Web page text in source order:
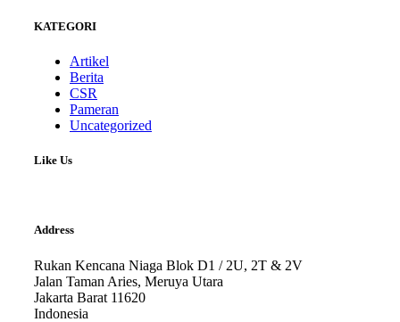
KATEGORI
Artikel
Berita
CSR
Pameran
Uncategorized
Like Us
Address
Rukan Kencana Niaga Blok D1 / 2U, 2T & 2V
Jalan Taman Aries, Meruya Utara
Jakarta Barat 11620
Indonesia